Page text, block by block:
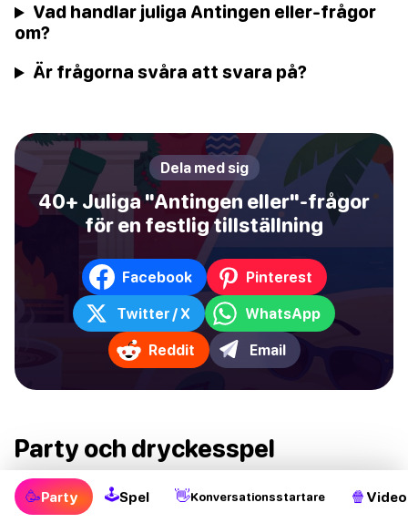
Vad handlar juliga Antingen eller-frågor
om?
Är frågorna svåra att svara på?
Dela med sig
40+ Juliga "Antingen eller"-frågor
för en festlig tillställning
Facebook Pinterest
Twitter / X WhatsApp
Reddit Email
🥳Party 🕹Spel 👋Konversationsstartare 🍿
Party och dryckesspel
Oavsett om du är i en bar som letar efter ett
drickspel eller är hemma och vill spela festspel. Vi har